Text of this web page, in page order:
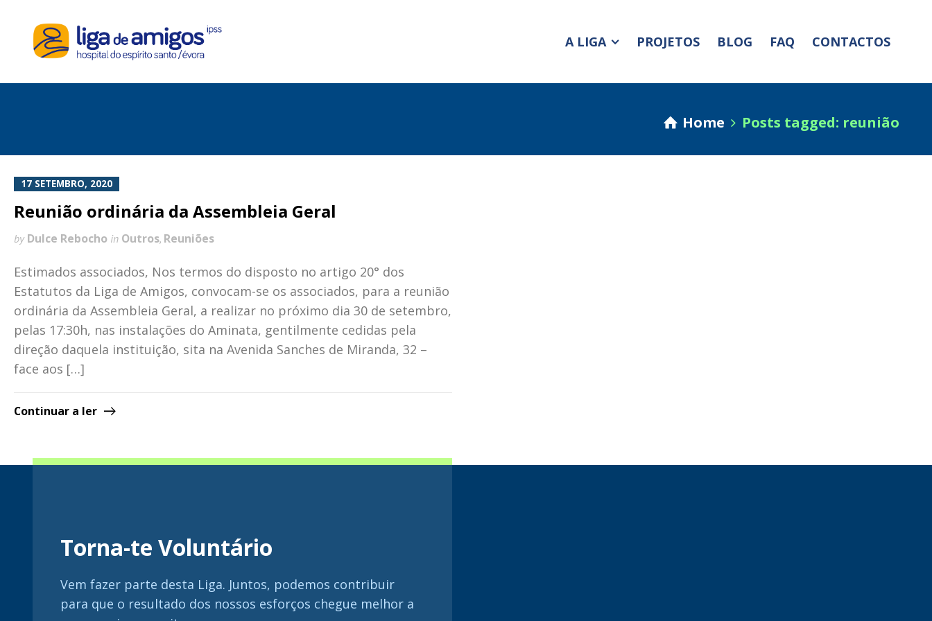
A LIGA PROJETOS BLOG FAQ CONTACTOS
Home Posts tagged: reunião
17 SETEMBRO, 2020
Reunião ordinária da Assembleia Geral
by Dulce Rebocho in Outros, Reuniões
Estimados associados, Nos termos do disposto no artigo 20° dos
Estatutos da Liga de Amigos, convocam-se os associados, para a reunião
ordinária da Assembleia Geral, a realizar no próximo dia 30 de setembro,
pelas 17:30h, nas instalações do Aminata, gentilmente cedidas pela
direção daquela instituição, sita na Avenida Sanches de Miranda, 32 –
face aos […]
Continuar a ler
Torna-te Voluntário
Vem fazer parte desta Liga. Juntos, podemos contribuir
para que o resultado dos nossos esforços chegue melhor a